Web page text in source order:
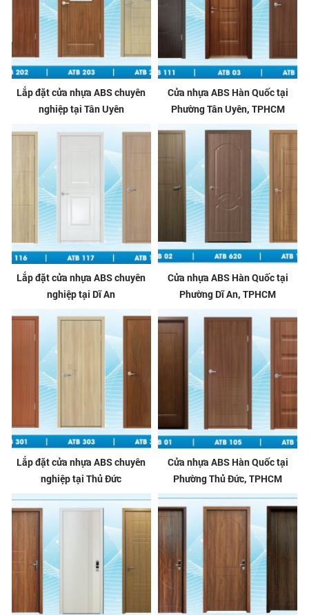
Lắp đặt cửa nhựa ABS chuyên
nghiệp tại Tân Uyên
Cửa nhựa ABS Hàn Quốc tại
Phường Tân Uyên, TPHCM
Lắp đặt cửa nhựa ABS chuyên
nghiệp tại Dĩ An
Cửa nhựa ABS Hàn Quốc tại
Phường Dĩ An, TPHCM
Lắp đặt cửa nhựa ABS chuyên
nghiệp tại Thủ Đức
Cửa nhựa ABS Hàn Quốc tại
Phường Thủ Đức, TPHCM